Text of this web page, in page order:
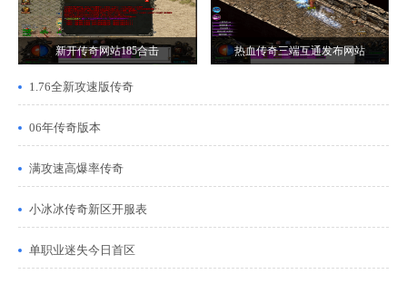
新开传奇网站185合击 热血传奇三端互通发布网站
1.76全新攻速版传奇
06年传奇版本
满攻速高爆率传奇
小冰冰传奇新区开服表
单职业迷失今日首区